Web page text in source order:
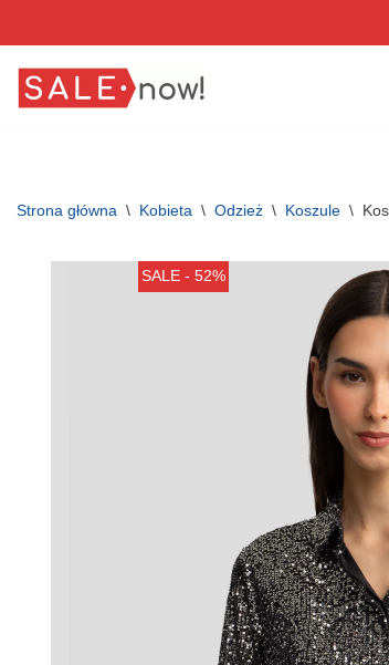
do
Strona główna \ Kobieta \ Odzież \ Koszule \
SALE - 52%